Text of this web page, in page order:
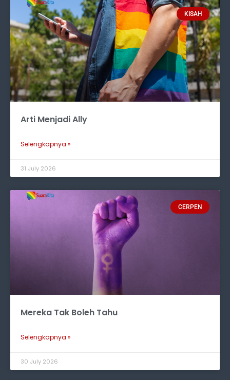
KISAH
Arti Menjadi Ally
Selengkapnya »
31 July 2026
CERPEN
Mereka Tak Boleh Tahu
Selengkapnya »
30 July 2026